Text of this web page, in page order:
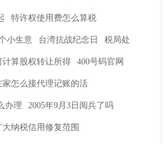
特许权使用费怎么算税
小生意 台湾抗战纪念日 税局处
计算股权转让所得 400号码官网
家怎么接代理记账的活
办理 2005年9月3日阅兵了吗
大纳税信用修复范围